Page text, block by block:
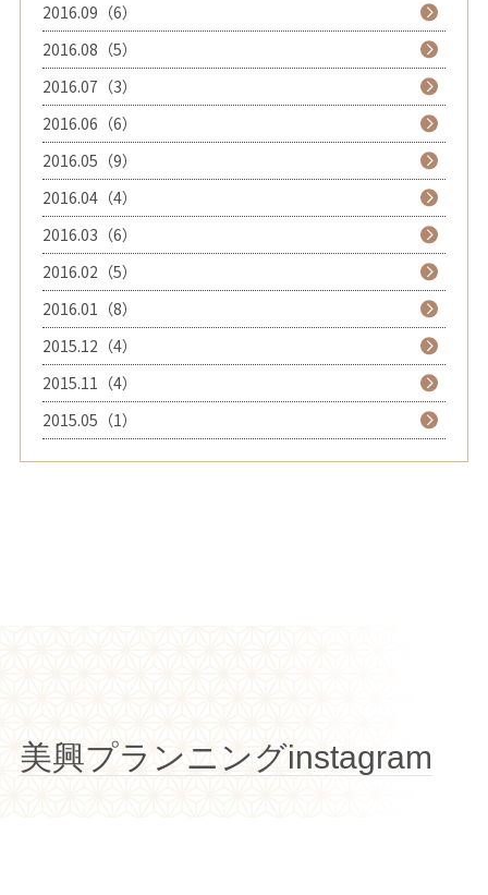
2016.09（6）
2016.08（5）
2016.07（3）
2016.06（6）
2016.05（9）
2016.04（4）
2016.03（6）
2016.02（5）
2016.01（8）
2015.12（4）
2015.11（4）
2015.05（1）
美興プランニングinstagram